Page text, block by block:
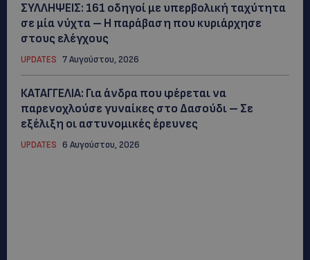
ΣΥΛΛΗΨΕΙΣ: 161 οδηγοί με υπερβολική ταχύτητα
σε μία νύχτα – Η παράβαση που κυριάρχησε
στους ελέγχους
UPDATES 7 Αυγούστου, 2026
ΚΑΤΑΓΓΕΛΙΑ: Για άνδρα που φέρεται να
παρενοχλούσε γυναίκες στο Δασούδι – Σε
εξέλιξη οι αστυνομικές έρευνες
UPDATES 6 Αυγούστου, 2026